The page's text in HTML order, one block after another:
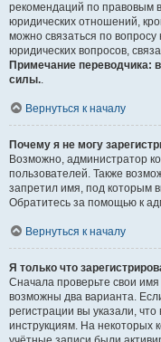
рекомендаций по правовым
юридических отношений,
можно связаться по вопросу
юридических вопросов,
Примечание переводчика:
силы..
Вернуться к началу
Почему я не могу
Возможно, администратор
пользователей. Также
запретил имя, под которым
Обратитесь за помощью к
Вернуться к началу
Я только что
Сначала проверьте свои
возможны два варианта.
регистрации вы указали,
инструкциям. На некоторых